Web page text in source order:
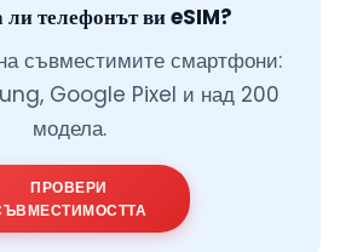
телефонът ви eSIM?
съвместимите смартфони:
Google Pixel и над 200
модела.
ПРОВЕРИ